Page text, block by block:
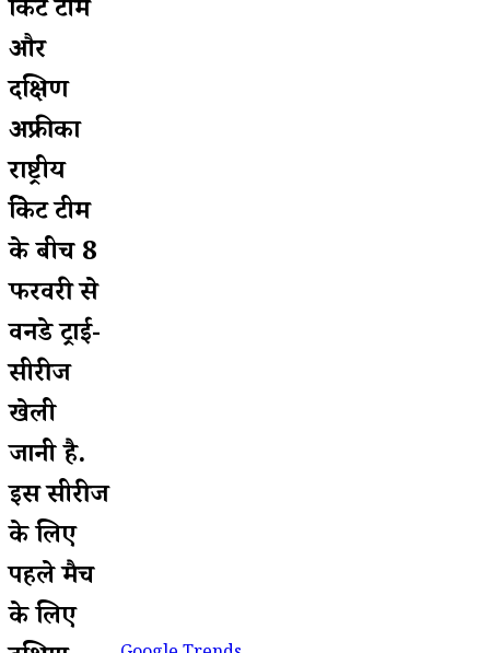
क्रिकेट टीम
और
दक्षिण
अफ्रीका
राष्ट्रीय
क्रिकेट टीम
के बीच 8
फरवरी से
वनडे ट्राई-
सीरीज
खेली
जानी है.
इस सीरीज
के लिए
पहले मैच
के लिए